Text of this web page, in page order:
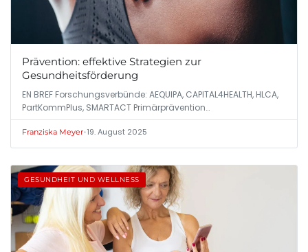
Prävention: effektive Strategien zur
Gesundheitsförderung
EN BREF Forschungsverbünde: AEQUIPA, CAPITAL4HEALTH, HLCA,
PartKommPlus, SMARTACT Primärprävention…
Franziska Meyer•19. August 2025
GESUNDHEIT UND WELLNESS